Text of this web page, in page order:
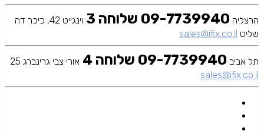
הרצליה 09-7739940 שלוחה 3
וינגייט 42, כיכר דה
שליט sales@ifix.co.il
תל אביב 09-7739940 שלוחה 4
אורי צבי גרינברג 25
sales@ifix.co.il